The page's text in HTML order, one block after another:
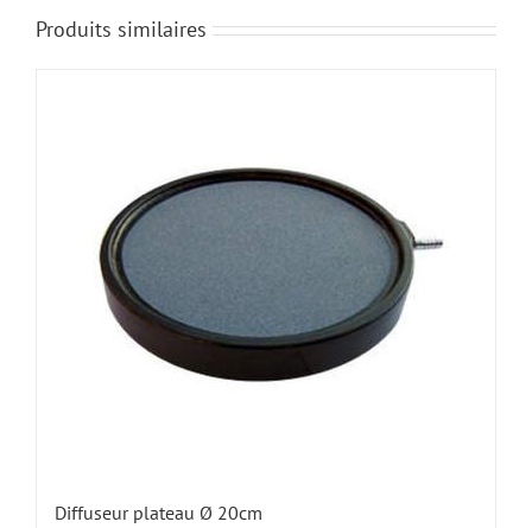
Produits similaires
Diffuseur plateau Ø 20cm